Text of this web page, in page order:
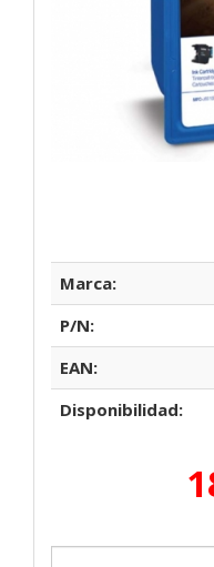
Marca:
P/N:
EAN:
Disponibilidad: